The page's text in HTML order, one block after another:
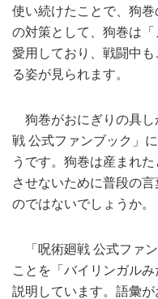
使い続けたことで、狗
の対策として、狗巻は
愛用しており、戦闘中
る姿が見られます。
狗巻がおにぎりの具し
戦 公式ファンブック」
うです。狗巻は産まれ
させないために普段の
のではないでしょうか。
「呪術廻戦 公式ファ
ことを「バイリンガル
説明しています。語彙